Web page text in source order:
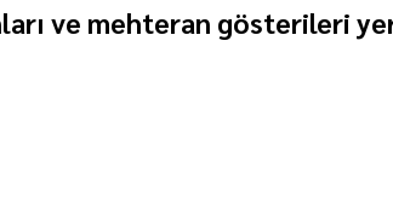
ve mehteran gösterileri